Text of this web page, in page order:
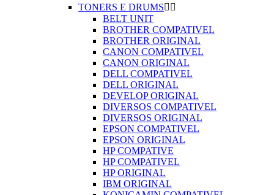
TONERS E DRUMS 
BELT UNIT
BROTHER COMPATIVEL
BROTHER ORIGINAL
CANON COMPATIVEL
CANON ORIGINAL
DELL COMPATIVEL
DELL ORIGINAL
DEVELOP ORIGINAL
DIVERSOS COMPATIVEL
DIVERSOS ORIGINAL
EPSON COMPATIVEL
EPSON ORIGINAL
HP COMPATIVE
HP COMPATIVEL
HP ORIGINAL
IBM ORIGINAL